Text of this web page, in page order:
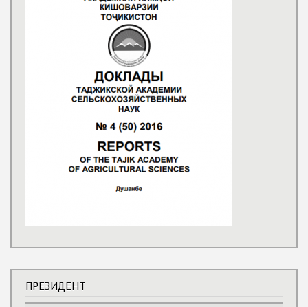
ПРЕЗИДЕНТ